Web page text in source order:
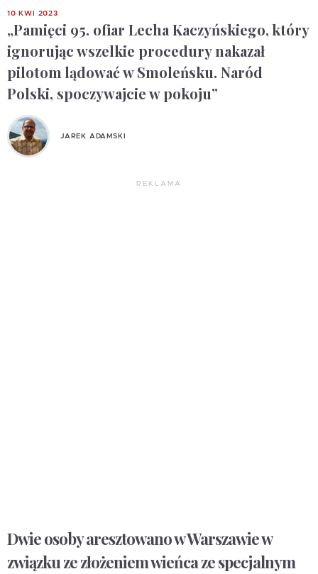
10 KWI 2023
„Pamięci 95. ofiar Lecha Kaczyńskiego, który
ignorując wszelkie procedury nakazał
pilotom lądować w Smoleńsku. Naród
Polski, spoczywajcie w pokoju”
JAREK ADAMSKI
REKLAMA
Dwie osoby aresztowano w Warszawie w
związku ze złożeniem wieńca ze specjalnym